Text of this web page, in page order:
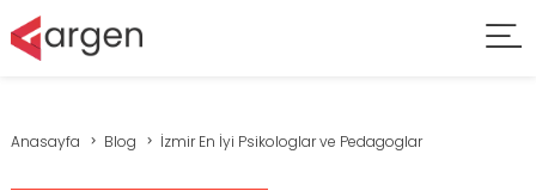
Anasayfa Blog İzmir En İyi Psikologlar ve Pedagoglar